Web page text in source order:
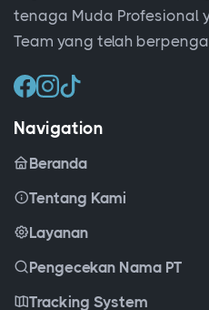
tenaga Muda Profesional
Team yang telah
Navigation
Beranda
Tentang Kami
Layanan
Pengecekan Nama PT
Tracking System